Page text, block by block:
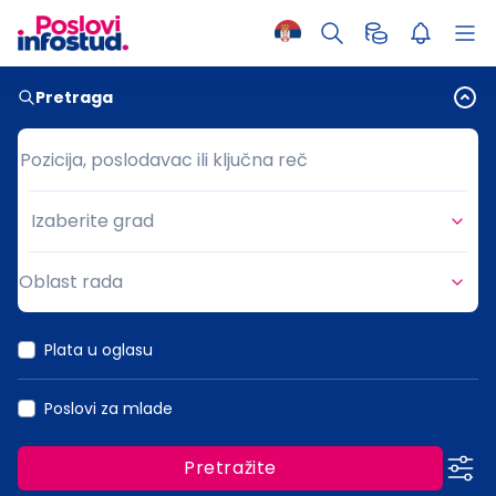
Pretraga
Pozicija, poslodavac ili ključna reč
Pozicija, poslodavac ili ključna reč
Grad
Izaberite grad
Oblast rada
Plata u oglasu
Poslovi za mlade
Pretražite